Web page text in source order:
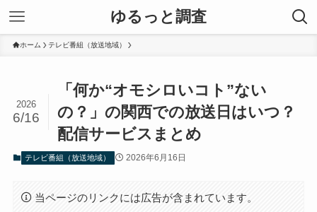
ゆるっと調査
ホーム テレビ番組（放送地域）
「何か“オモシロいコト”ない
の？」の関西での放送日はいつ？
配信サービスまとめ
2026
6/16
テレビ番組（放送地域） 2026年6月16日
当ページのリンクには広告が含まれています。